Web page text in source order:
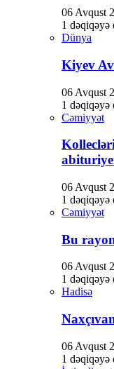
Buy Hacklink
Hacklink panel
Hacklink panel
Hacklink panel
Hacklink panel
Hacklink panel
Hacklink panel
Hacklink panel
Hacklink panel
06 Avqust
1 dəqiqəyə
Dünya
Kiyev
06 Avqust
1 dəqiqəyə
Cəmiyyət
06 Avqust
1 dəqiqəyə
Cəmiyyət
Bu
06 Avqust
1 dəqiqəyə
Hadisə
06 Avqust
1 dəqiqəyə